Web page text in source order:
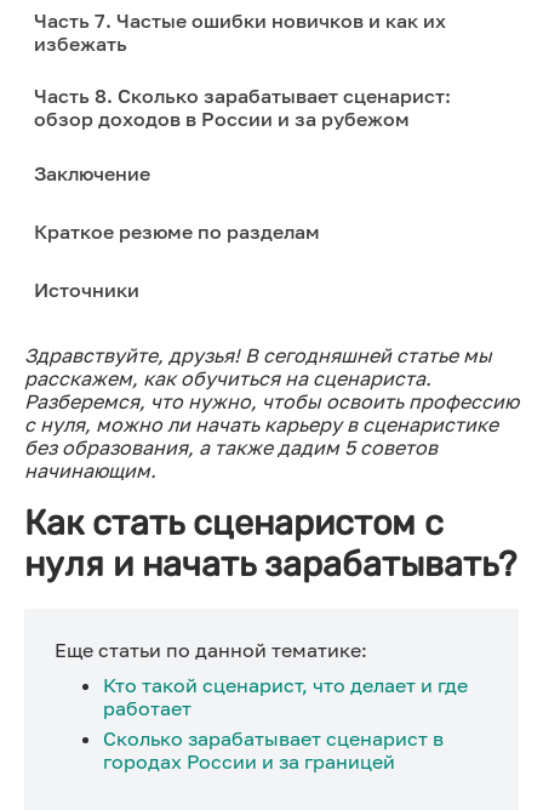
Часть 7. Частые ошибки новичков и как их
избежать
Часть 8. Сколько зарабатывает сценарист:
обзор доходов в России и за рубежом
Заключение
Краткое резюме по разделам
Источники
Здравствуйте, друзья! В сегодняшней статье мы
расскажем, как обучиться на сценариста.
Разберемся, что нужно, чтобы освоить профессию
с нуля, можно ли начать карьеру в сценаристике
без образования, а также дадим 5 советов
начинающим.
Как стать сценаристом с
нуля и начать зарабатывать?
Еще статьи по данной тематике:
Кто такой сценарист, что делает и где
работает
Сколько зарабатывает сценарист в
городах России и за границей